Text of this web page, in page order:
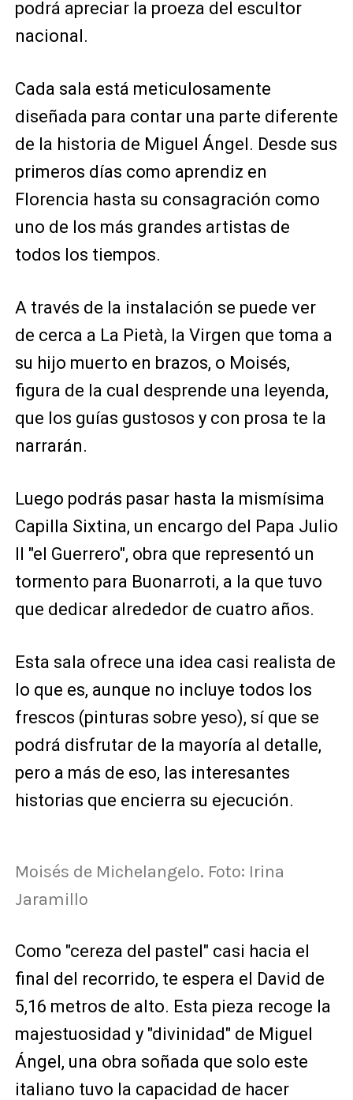
podrá apreciar la proeza del escultor
nacional.
Cada sala está meticulosamente
diseñada para contar una parte diferente
de la historia de Miguel Ángel. Desde sus
primeros días como aprendiz en
Florencia hasta su consagración como
uno de los más grandes artistas de
todos los tiempos.
A través de la instalación se puede ver
de cerca a La Pietà, la Virgen que toma a
su hijo muerto en brazos, o Moisés,
figura de la cual desprende una leyenda,
que los guías gustosos y con prosa te la
narrarán.
Luego podrás pasar hasta la mismísima
Capilla Sixtina, un encargo del Papa Julio
II "el Guerrero", obra que representó un
tormento para Buonarroti, a la que tuvo
que dedicar alrededor de cuatro años.
Esta sala ofrece una idea casi realista de
lo que es, aunque no incluye todos los
frescos (pinturas sobre yeso), sí que se
podrá disfrutar de la mayoría al detalle,
pero a más de eso, las interesantes
historias que encierra su ejecución.
Moisés de Michelangelo. Foto: Irina
Jaramillo
Como "cereza del pastel" casi hacia el
final del recorrido, te espera el David de
5,16 metros de alto. Esta pieza recoge la
majestuosidad y "divinidad" de Miguel
Ángel, una obra soñada que solo este
italiano tuvo la capacidad de hacer